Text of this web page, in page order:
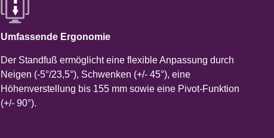
Umfassende Ergonomie
Der Standfuß ermöglicht eine flexible Anpassung durch
Neigen (-5°/23,5°), Schwenken (+/- 45°), eine
Höhenverstellung bis 155 mm sowie eine Pivot-Funktion
(+/- 90°).